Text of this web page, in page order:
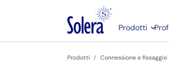
Prodotti
Prodotti Connessione e fissaggio